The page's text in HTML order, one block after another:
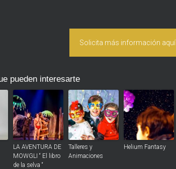
Solicita más información aquí
pueden interesarte
LA AVENTURA DE
MOWGLI “ El libro
de la selva “
Talleres y
Animaciones
Helium Fantasy